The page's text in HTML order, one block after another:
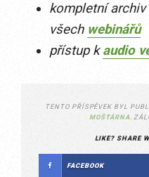
kompletní archiv
všech webinářů
přístup kaudio
TENTO PŘÍSPĚVEK BYL
MOŠTÁRNA .
LIKE? SHARE
FACEBOOK